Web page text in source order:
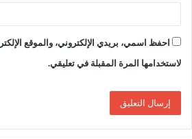
احفظ اسمي، بريدي الإلكتروني، والموقع
لاستخدامها المرة المقبلة في تعليقي.